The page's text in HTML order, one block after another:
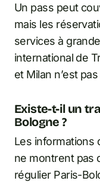
Un pass peut
mais les
services à
international de
et Milan n’est
Existe-t-il un
Bologne ?
Les informations
ne montrent pas
régulier Paris-